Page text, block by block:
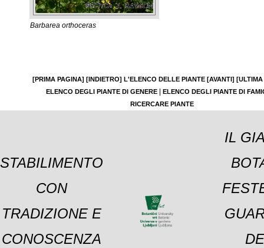
Barbarea orthoceras
[PRIMA PAGINA] [INDIETRO] L'ELENCO DELLE PIANTE [AVANTI]
ELENCO DEGLI PIANTE DI GENERE
ELENCO DEGLI PIANTE DI
RICERCARE PIANTE
STABILIMENTO
CON
TRADIZIONE E
CONOSCENZA
IL